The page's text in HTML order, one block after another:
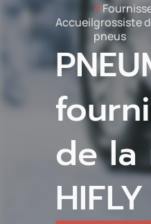
Accueil
//
grossiste
pneus
de la
HIFLY